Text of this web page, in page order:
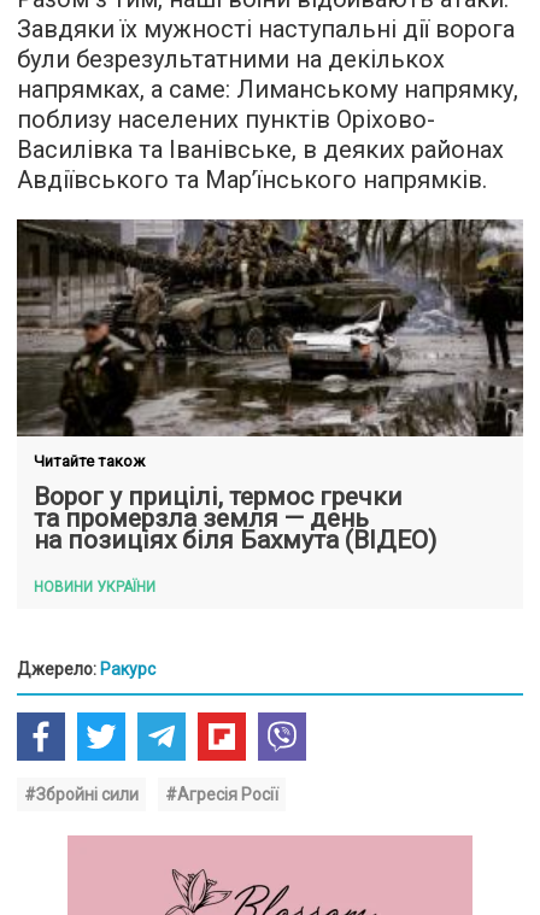
Завдяки їх мужності наступальні дії ворога
були безрезультатними на декількох
напрямках, а саме: Лиманському напрямку,
поблизу населених пунктів Оріхово-
Василівка та Іванівське, в деяких районах
Авдіївського та Мар’їнського напрямків.
Читайте також
Ворог у прицілі, термос гречки
та промерзла земля — день
на позиціях біля Бахмута (ВІДЕО)
НОВИНИ УКРАЇНИ
Джерело: Ракурс
#Збройні сили #Агресія Росії